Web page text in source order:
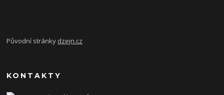
Původní stránky dzejn.cz
KONTAKTY